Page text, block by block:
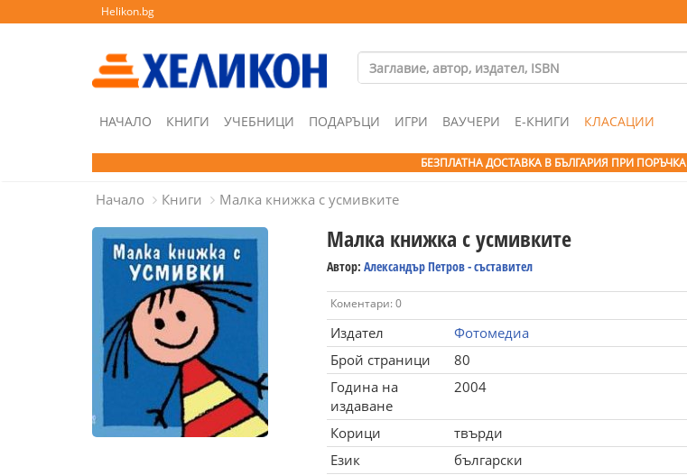
Helikon.bg
НАЧАЛО КНИГИ УЧЕБНИЦИ ПОДАРЪЦИ ИГРИ ВАУЧЕРИ Е-КНИГИ КЛАСАЦИИ
БЕЗПЛАТНА ДОСТАВКА В БЪЛГАРИЯ ПРИ ПОРЪЧКА
Начало Книги Малка книжка с усмивките
Малка книжка с усмивките
Автор: Александър Петров - съставител
Коментари: 0
Издател
Фотомедиа
Брой страници
80
Година на
издаване
2004
Корици
твърди
Език
български